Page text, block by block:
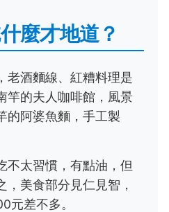
麼才地道？
老酒麵線、紅糟料理是
竿的夫人咖啡館，風景
的阿婆魚麵，手工製
不太習慣，有點油，但
，美食部分見仁見智，
元差不多。